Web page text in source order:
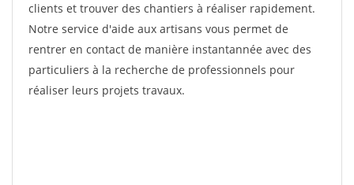
clients et trouver des chantiers à réaliser rapidement.
Notre service d'aide aux artisans vous permet de
rentrer en contact de manière instantannée avec des
particuliers à la recherche de professionnels pour
réaliser leurs projets travaux.